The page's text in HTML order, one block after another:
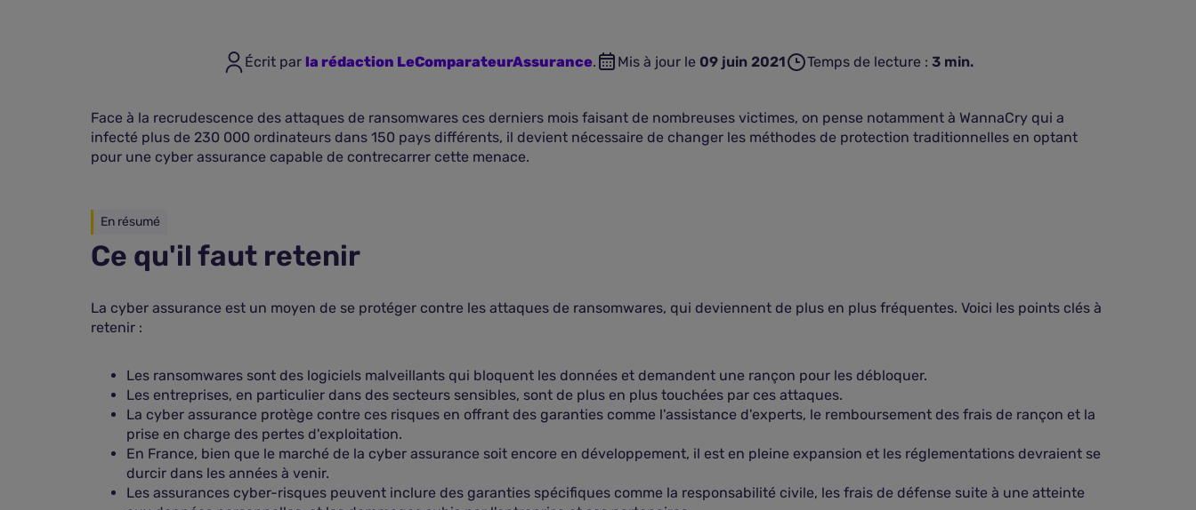
Écrit par la rédaction LeComparateurAssurance. Mis à jour le 09 juin 2021 Temps de lecture : 3min.
Face à la recrudescence des attaques de ransomwares ces derniers mois faisant de nombreuses victimes, on pense notamment à WannaCry qui a
infecté plus de 230 000 ordinateurs dans 150 pays différents, il devient nécessaire de changer les méthodes de protection traditionnelles en optant
pour une cyber assurance capable de contrecarrer cette menace.
En résumé
Ce qu'il faut retenir
La cyber assurance est un moyen de se protéger contre les attaques de ransomwares, qui deviennent de plus en plus fréquentes. Voici les points clés à
retenir :
Les ransomwares sont des logiciels malveillants qui bloquent les données et demandent une rançon pour les débloquer.
Les entreprises, en particulier dans des secteurs sensibles, sont de plus en plus touchées par ces attaques.
La cyber assurance protège contre ces risques en offrant des garanties comme l'assistance d'experts, le remboursement des frais de rançon et la
prise en charge des pertes d'exploitation.
En France, bien que le marché de la cyber assurance soit encore en développement, il est en pleine expansion et les réglementations devraient se
durcir dans les années à venir.
Les assurances cyber-risques peuvent inclure des garanties spécifiques comme la responsabilité civile, les frais de défense suite à une atteinte